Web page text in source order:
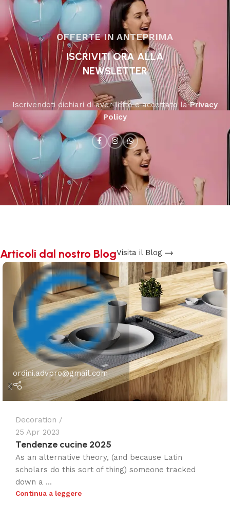
OFFERTE IN ANTEPRIMA
ISCRIVITI ORA ALLA
NEWSLETTER
Iscrivendoti dichiari di aver letto e accettato laPrivacy
Policy
Articoli dal nostro BlogVisita il Blog
ordini.advpro@gmail.com
Decoration
25 Apr 2023
Tendenze cucine 2025
As an alternative theory, (and because Latin
scholars do this sort of thing) someone tracked
down a ...
Continua a leggere